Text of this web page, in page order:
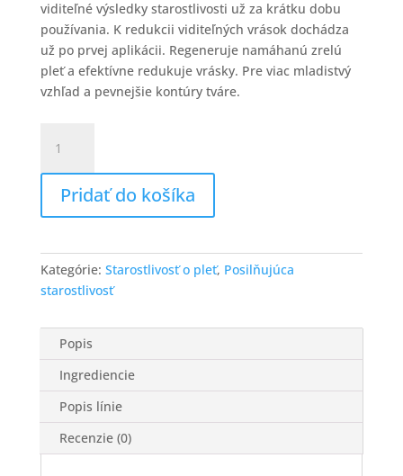
viditeľné výsledky starostlivosti už za krátku dobu
používania. K redukcii viditeľných vrások dochádza
už po prvej aplikácii. Regeneruje namáhanú zrelú
pleť a efektívne redukuje vrásky. Pre viac mladistvý
vzhľad a pevnejšie kontúry tváre.
ANTI-
AGING
REVITALIZÉR
intenzívne
pre
zrelú
pleť
Pridať do košíka
Kategórie: Starostlivosť o pleť, Posilňujúca
starostlivosť
Popis
Ingrediencie
Popis línie
Recenzie (0)